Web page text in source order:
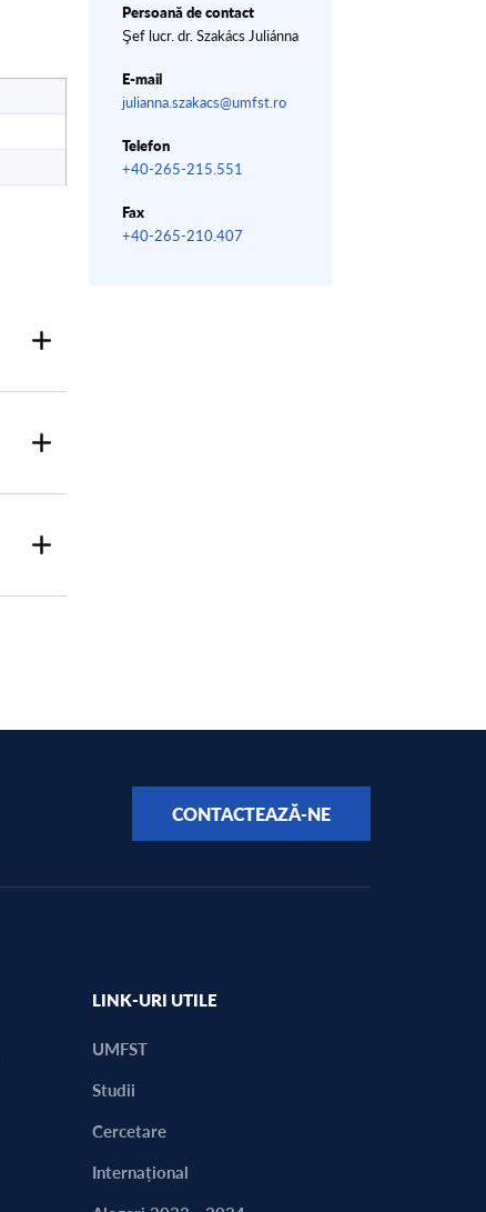
Persoană de contact
Şef lucr. dr. Szakács Juliánna
E-mail
julianna.szakacs@umfst.ro
Telefon
+40-265-215.551
Fax
+40-265-210.407
CONTACTEAZĂ-NE
LINK-URI UTILE
UMFST
Studii
Cercetare
Internațional